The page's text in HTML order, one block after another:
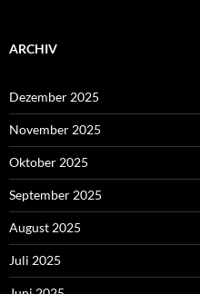
ARCHIV
Dezember 2025
November 2025
Oktober 2025
September 2025
August 2025
Juli 2025